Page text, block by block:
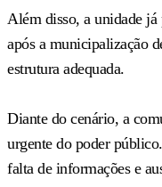
Além disso, a unidade já
após a municipalização
estrutura adequada.
Diante do cenário, a
urgente do poder
falta de informações e